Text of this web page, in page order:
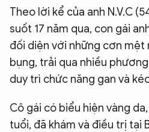
VĂN HÓA - THỂ THAO
BẠN ĐỌC & CAND
ĐA PHƯƠNG TIỆN
Video
Theo lời kể của anh N.V.C
suốt 17 năm qua, con gái
đối diện với những cơn mệt
bụng, trải qua nhiều
duy trì chức năng gan và
Cô gái có biểu hiện vàng
tuổi, đã khám và điều trị tại